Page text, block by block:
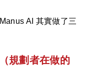
AI 其實做了三
規劃者在做的